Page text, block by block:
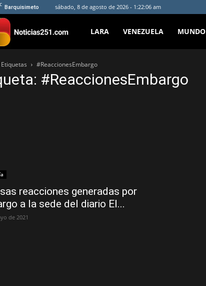
C Barquisimeto sábado, 8 de agosto de 2026 - 1:22:06 am
Noticias251
LARA VENEZUELA MUNDO
Etiquetas #ReaccionesEmbargo
#ReaccionesEmbargo
reacciones generadas por
a la sede del diario El...
de 2021